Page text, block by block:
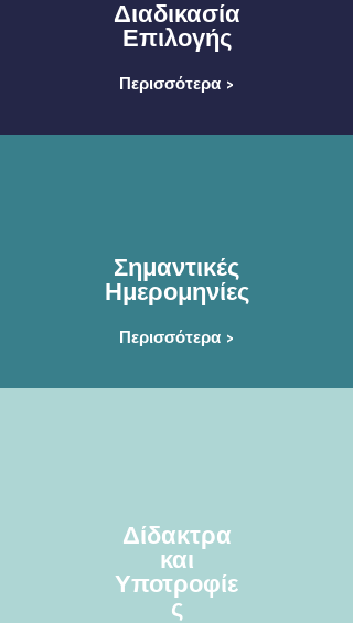
Διαδικασία
Επιλογής
Περισσότερα >
Σημαντικές
Ημερομηνίες
Περισσότερα >
Δίδακτρα
και
Υποτροφίε
ς